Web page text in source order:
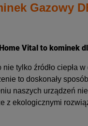
Gazowy
Vital to kominek
nie tylko źródło ciepła
to doskonały
naszych urządzeń
z ekologicznymi